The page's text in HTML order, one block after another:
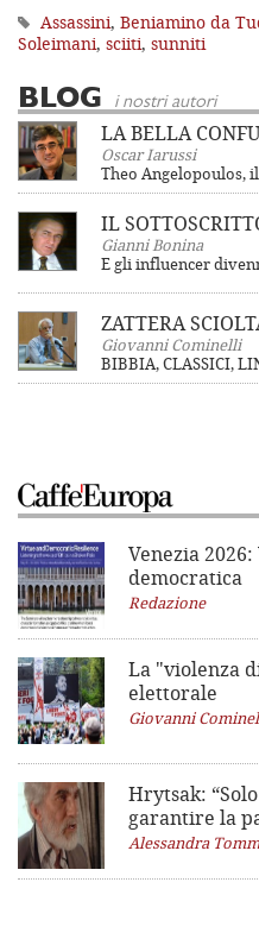
Assassini, Beniamino da
Soleimani, sciiti, sunniti
BLOG i nostri autori
LA BELLA
Oscar Iarussi
Theo Angelopoulos,
IL
Gianni Bonina
E gli influencer
ZATTERA
Giovanni Cominelli
BIBBIA, CLASSICI,
Venezia
democratica
Redazione
La "violenza
elettorale
Giovanni
Hrytsak:
garantire la
Alessandra